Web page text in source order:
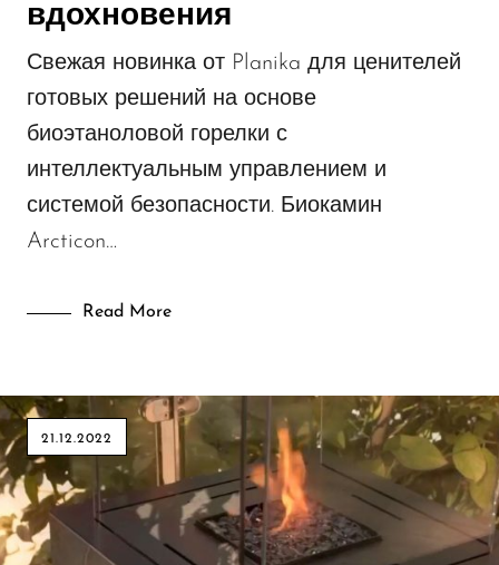
Полуавтоматические биокамины
Реализованные проекты
Уличные биокамины
Электрокамины
вдохновения
Свежая новинка от Planika для ценителей
готовых решений на основе
биоэтаноловой горелки с
интеллектуальным управлением и
системой безопасности. Биокамин
Arcticon…
Read More
21.12.2022